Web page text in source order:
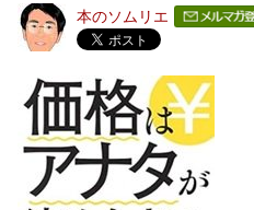
本のソムリエ